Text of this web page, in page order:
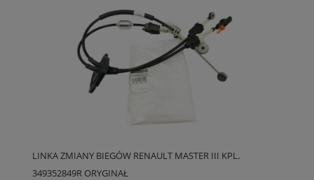
LINKA ZMIANY BIEGÓW RENAULT MASTER III KPL.
349352849R ORYGINAŁ